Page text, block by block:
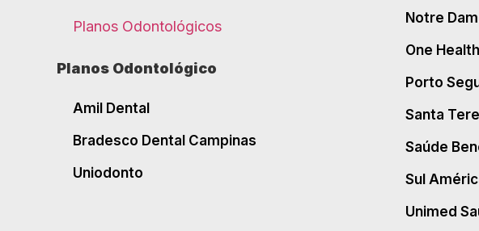
Planos Odontológicos
Planos Odontológico
Amil Dental
Bradesco Dental Campinas
Uniodonto
Notre
One Health
Porto
Santa
Saúde
Sul
Unimed